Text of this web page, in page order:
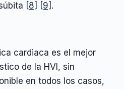
[8] [9] .
cardiaca es el mejor
de la HVI, sin
en todos los casos,